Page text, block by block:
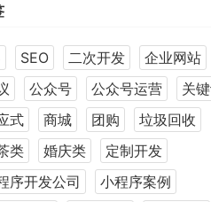
SEO 二次开发
企业网站
公众号 公众号运营
关
式
商城 团购
垃圾回收
类
婚庆类
定制开发
序开发公司
小程序案例